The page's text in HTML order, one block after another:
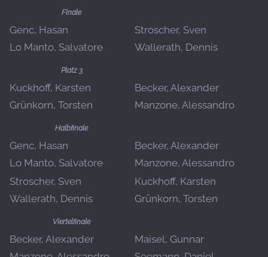
Finale
Genc, Hasan
Lo Manto, Salvatore
Stroscher, Sven
Wallerath, Dennis
Platz 3
Kuckhoff, Karsten
Grünkorn, Torsten
Becker, Alexander
Manzone, Alessandro
Halbfinale
Genc, Hasan
Lo Manto, Salvatore
Becker, Alexander
Manzone, Alessandro
Stroscher, Sven
Wallerath, Dennis
Kuckhoff, Karsten
Grünkorn, Torsten
Viertelfinale
Becker, Alexander
Maisel, Gunnar